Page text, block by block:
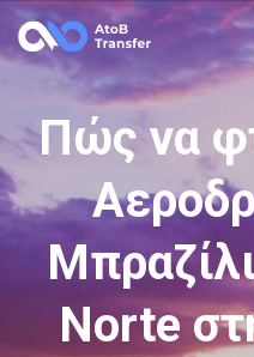
Πώς να
Norte